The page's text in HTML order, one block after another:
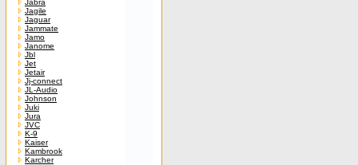
Jabra
Jagile
Jaguar
Jammate
Jamo
Janome
Jbl
Jet
Jetair
Jj-connect
JL-Audio
Johnson
Juki
Jura
JVC
K-9
Kaiser
Kambrook
Karcher